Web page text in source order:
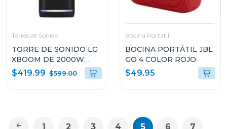
Torres de Sonido
TORRE DE SONIDO LG
XBOOM DE 2000W
KARAOKE STAR PRO DJ
WHEEL OK99M
$419.99 $599.00
Bocina Portatil
BOCINA PORTÁTIL JBL
GO 4 COLOR ROJO
$49.95
1 2 3 4 5 6 7